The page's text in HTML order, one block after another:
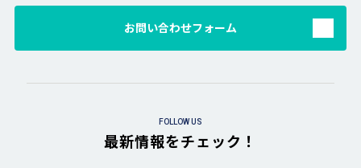
お問い合わせフォーム
FOLLOW US
最新情報をチェック！